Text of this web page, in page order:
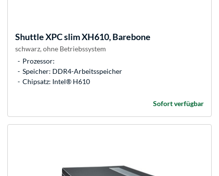
ShuttleXPC slim XH610, Barebone
schwarz, ohne Betriebssystem
Prozessor:
Speicher: DDR4-Arbeitsspeicher
Chipsatz: Intel® H610
Sofort verfügbar